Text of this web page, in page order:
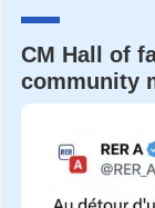
CM Hall of
community